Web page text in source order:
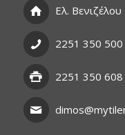
Ελ.
2251 350 500
2251 350 608